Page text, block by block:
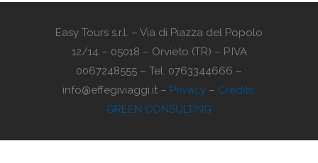
Easy Tours s.r.l. – Via di Piazza del Popolo
12/14 – 05018 – Orvieto (TR) – P.IVA
0067248555 – Tel. 0763344666 –
info@effegiviaggi.it – Privacy – Credits:
GREEN CONSULTING